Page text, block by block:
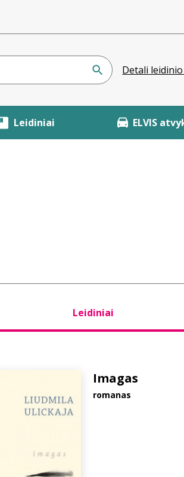
Detali
Leidiniai ELVIS
Leidiniai
Imagas
romanas